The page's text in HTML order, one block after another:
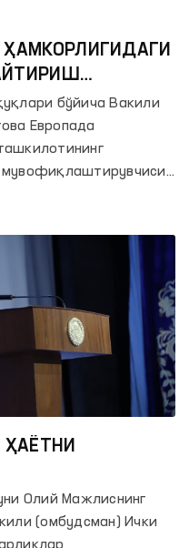
бўйича Вакили
Европада
мувофиқлаштирувчиси
учрашди.
ҲАЁТНИ
Олий Мажлиснинг
(омбудсман) Ички